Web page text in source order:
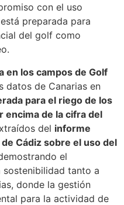
con el uso
preparada para
del golf como
en los campos de Golf
datos de Canarias en
para el riego de los
encima de la cifra del
del informe
Cádiz sobre el uso del
el
tanto a
donde la gestión
para la actividad de